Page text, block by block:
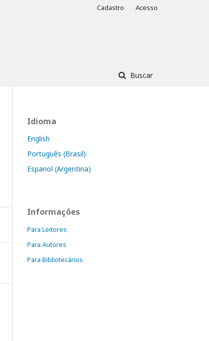
Buscar
Cadastro Acesso
Idioma
English
Português (Brasil)
Espanol (Argentina)
Informações
Para Leitores
Para Autores
Para Bibliotecários